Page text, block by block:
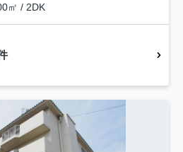
㎡ / 2DK